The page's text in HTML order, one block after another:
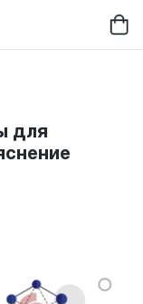
для